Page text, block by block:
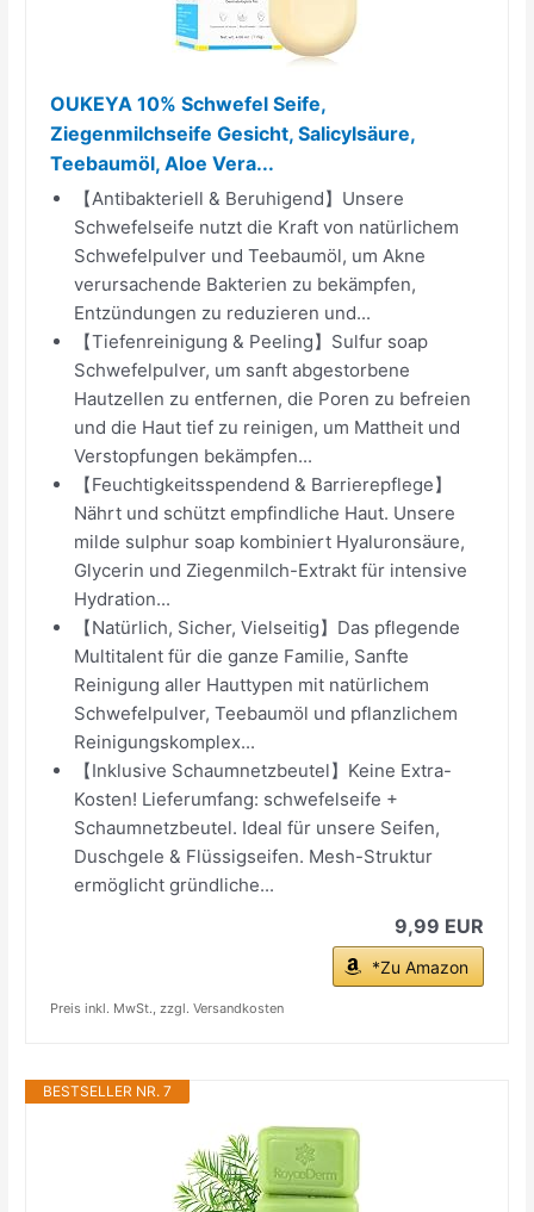
OUKEYA 10% Schwefel Seife,
Ziegenmilchseife Gesicht, Salicylsäure,
Teebaumöl, Aloe Vera...
【Antibakteriell & Beruhigend】Unsere
Schwefelseife nutzt die Kraft von natürlichem
Schwefelpulver und Teebaumöl, um Akne
verursachende Bakterien zu bekämpfen,
Entzündungen zu reduzieren und...
【Tiefenreinigung & Peeling】Sulfur soap
Schwefelpulver, um sanft abgestorbene
Hautzellen zu entfernen, die Poren zu befreien
und die Haut tief zu reinigen, um Mattheit und
Verstopfungen bekämpfen...
【Feuchtigkeitsspendend & Barrierepflege】
Nährt und schützt empfindliche Haut. Unsere
milde sulphur soap kombiniert Hyaluronsäure,
Glycerin und Ziegenmilch-Extrakt für intensive
Hydration...
【Natürlich, Sicher, Vielseitig】Das pflegende
Multitalent für die ganze Familie, Sanfte
Reinigung aller Hauttypen mit natürlichem
Schwefelpulver, Teebaumöl und pflanzlichem
Reinigungskomplex...
【Inklusive Schaumnetzbeutel】Keine Extra-
Kosten! Lieferumfang: schwefelseife +
Schaumnetzbeutel. Ideal für unsere Seifen,
Duschgele & Flüssigseifen. Mesh-Struktur
ermöglicht gründliche...
9,99 EUR
*Zu Amazon
Preis inkl. MwSt., zzgl. Versandkosten
BESTSELLER NR. 7